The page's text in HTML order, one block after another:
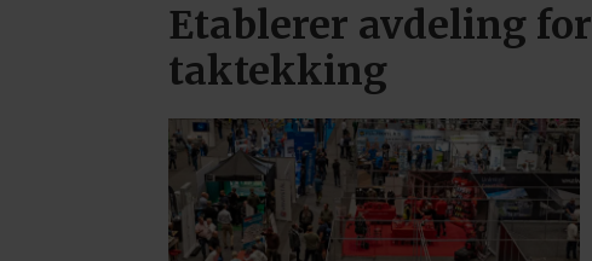
Etablerer avdeling for
taktekking